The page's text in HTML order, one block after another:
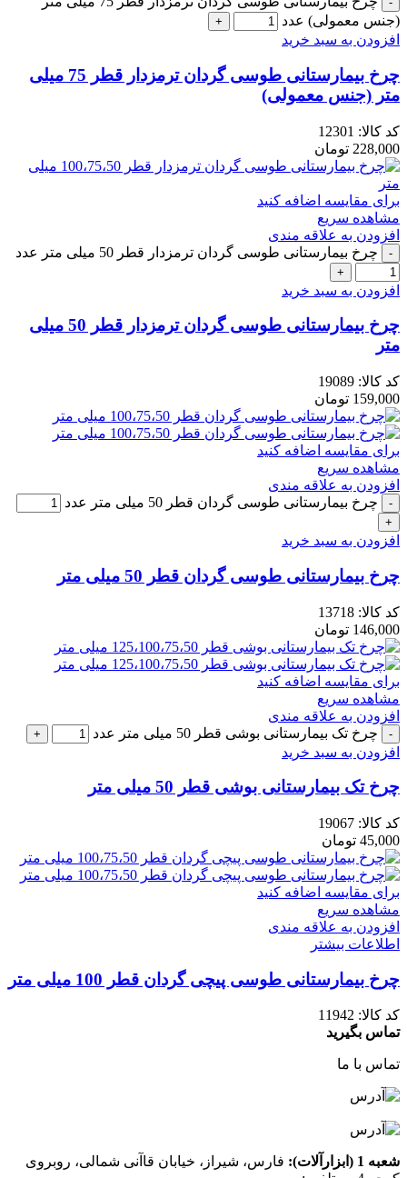
(جنس معمولی) عدد
افزودن به سبد خرید
چرخ بیمارستانی طوسی گردان ترمزدار قطر 75 میلی
متر (جنس معمولی)
کد کالا: 12301
228,000 تومان
برای مقایسه اضافه کنید
مشاهده سریع
افزودن به علاقه مندی
چرخ بیمارستانی طوسی گردان ترمزدار قطر 50 میلی متر عدد
افزودن به سبد خرید
چرخ بیمارستانی طوسی گردان ترمزدار قطر 50 میلی
متر
کد کالا: 19089
159,000 تومان
برای مقایسه اضافه کنید
مشاهده سریع
افزودن به علاقه مندی
چرخ بیمارستانی طوسی گردان قطر 50 میلی متر عدد
افزودن به سبد خرید
چرخ بیمارستانی طوسی گردان قطر 50 میلی متر
کد کالا: 13718
146,000 تومان
برای مقایسه اضافه کنید
مشاهده سریع
افزودن به علاقه مندی
چرخ تک بیمارستانی بوشی قطر 50 میلی متر عدد
افزودن به سبد خرید
چرخ تک بیمارستانی بوشی قطر 50 میلی متر
کد کالا: 19067
45,000 تومان
برای مقایسه اضافه کنید
مشاهده سریع
افزودن به علاقه مندی
اطلاعات بیشتر
چرخ بیمارستانی طوسی پیچی گردان قطر 100 میلی متر
کد کالا: 11942
تماس بگیرید
تماس با ما
شعبه 1 (ابزارآلات):
فارس، شیراز، خیابان قاآنی شمالی، روبروی